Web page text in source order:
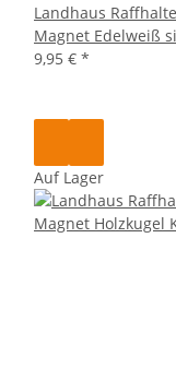
Landhaus
Magnet Edelweiß
9,95 € *
Auf Lager